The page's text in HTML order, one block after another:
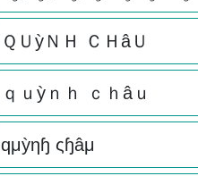
ＱＵỳＮＨ ＣＨâＵ
ｑｕỳｎｈ ｃｈâｕ
qμỳηɧ ςɧâμ